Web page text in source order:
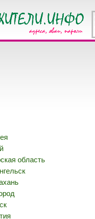
область